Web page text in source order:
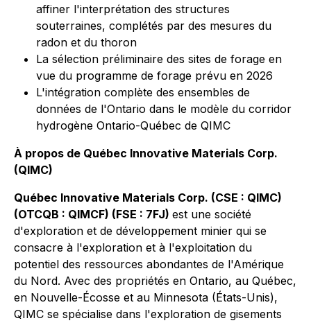
affiner l'interprétation des structures
souterraines, complétés par des mesures du
radon et du thoron
La sélection préliminaire des sites de forage en
vue du programme de forage prévu en 2026
L'intégration complète des ensembles de
données de l'Ontario dans le modèle du corridor
hydrogène Ontario-Québec de QIMC
À propos de Québec Innovative Materials Corp.
(QIMC)
Québec Innovative Materials Corp. (CSE : QIMC)
(OTCQB : QIMCF) (FSE : 7FJ) est une société
d'exploration et de développement minier qui se
consacre à l'exploration et à l'exploitation du
potentiel des ressources abondantes de l'Amérique
du Nord. Avec des propriétés en Ontario, au Québec,
en Nouvelle-Écosse et au Minnesota (États-Unis),
QIMC se spécialise dans l'exploration de gisements